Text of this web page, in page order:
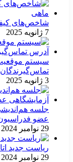
شاخص‌های
7 ژانویه 2025
سیستم
تماس‌گیرندگان ۱۱۵
3 ژانویه 2025
جلسه
عضو
29 نوامبر 2024
ریاست جدید
29 نوامبر 2024